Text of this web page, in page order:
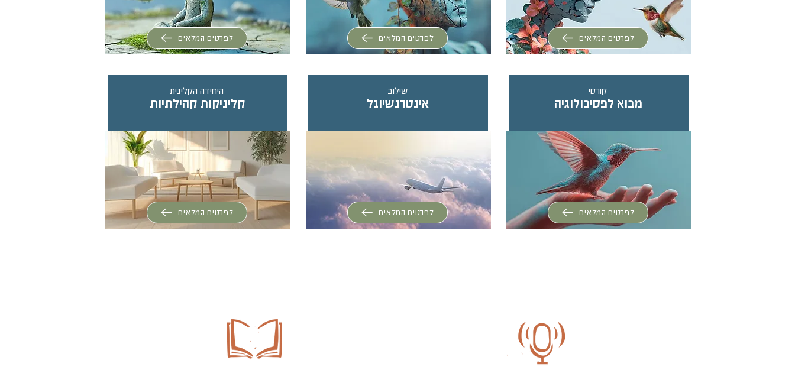
לפרטים המלאים
קורסי
מבוא לפסיכולוגיה
לפרטים המלאים
לפרטים המלאים
שילוב
אינטרנשיונל
לפרטים המלאים
לפרטים המלאים
היחידה הקלינית
קליניקות קהילתיות
לפרטים המלאים